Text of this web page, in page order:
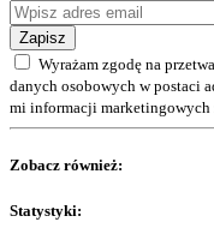
Zapisz
Wyrażam zgodę na
danych osobowych w postaci
mi informacji
Zobacz również:
Statystyki: